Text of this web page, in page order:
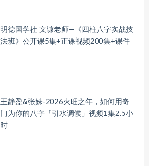
明德国学社 文谦老师—《四柱八字实战技
法班》公开课5集+正课视频200集+课件
王静盈&张姝-2026火旺之年，如何用奇
门为你的八字「引水调候」视频1集2.5小
时